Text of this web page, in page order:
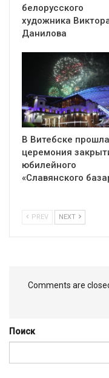
белорусского
художника
Данилова
В Витебске прошла
церемония
юбилейного
«Славянского
PREV NEXT
Comments are
Поиск